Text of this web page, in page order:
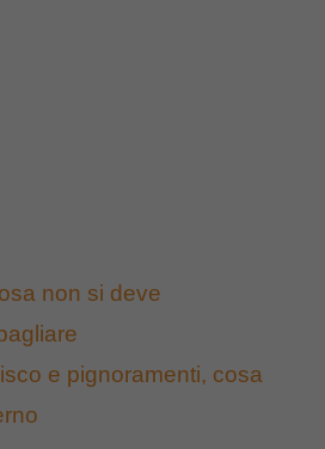
non si deve
e pignoramenti, cosa